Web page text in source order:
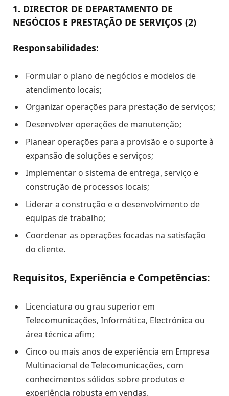
1. DIRECTOR DE DEPARTAMENTO DE
NEGÓCIOS E PRESTAÇÃO DE SERVIÇOS (2)
Responsabilidades:
Formular o plano de negócios e modelos de
atendimento locais;
Organizar operações para prestação de serviços;
Desenvolver operações de manutenção;
Planear operações para a provisão e o suporte à
expansão de soluções e serviços;
Implementar o sistema de entrega, serviço e
construção de processos locais;
Liderar a construção e o desenvolvimento de
equipas de trabalho;
Coordenar as operações focadas na satisfação
do cliente.
Requisitos, Experiência e Competências:
Licenciatura ou grau superior em
Telecomunicações, Informática, Electrónica ou
área técnica afim;
Cinco ou mais anos de experiência em Empresa
Multinacional de Telecomunicações, com
conhecimentos sólidos sobre produtos e
experiência robusta em vendas.